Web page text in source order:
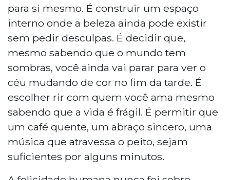
para si mesmo. É construir um espaço
interno onde a beleza ainda pode existir
sem pedir desculpas. É decidir que,
mesmo sabendo que o mundo tem
sombras, você ainda vai parar para ver o
céu mudando de cor no fim da tarde. É
escolher rir com quem você ama mesmo
sabendo que a vida é frágil. É permitir que
um café quente, um abraço sincero, uma
música que atravessa o peito, sejam
suficientes por alguns minutos.